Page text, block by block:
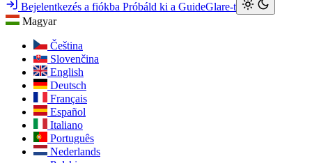
Bejelentkezés a fiókba Próbáld ki a GuideGlare-t
Magyar
Čeština
Slovenčina
English
Deutsch
Français
Español
Italiano
Português
Nederlands